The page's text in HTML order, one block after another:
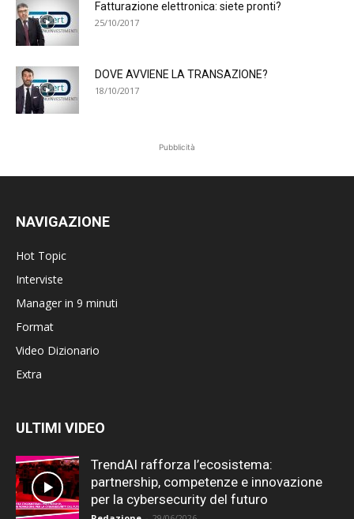
Fatturazione elettronica: siete pronti?
25/10/2017
DOVE AVVIENE LA TRANSAZIONE?
18/10/2017
Pubblicità
NAVIGAZIONE
Hot Topic
Interviste
Manager in 9 minuti
Format
Video Dizionario
Extra
ULTIMI VIDEO
TrendAI rafforza l’ecosistema:
partnership, competenze e innovazione
per la cybersecurity del futuro